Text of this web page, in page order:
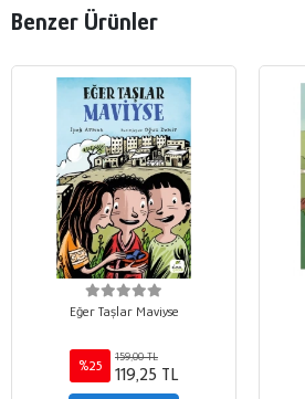
Benzer Ürünler
Eğer Taşlar Maviyse
%25
159,00 TL
119,25 TL